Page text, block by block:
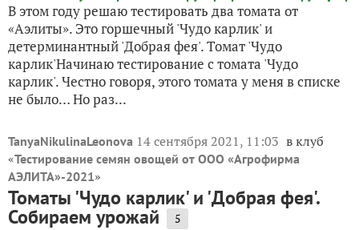
В этом году решаю тестировать два томата от
«Аэлиты». Это горшечный 'Чудо карлик' и
детерминантный 'Добрая фея'. Томат 'Чудо
карлик'Начинаю тестирование с томата 'Чудо
карлик'. Честно говоря, этого томата у меня в списке
не было… Но раз...
TanyaNikulinaLeonova 14 сентября 2021, 11:03 в клуб
«Тестирование семян овощей от ООО «Агрофирма
АЭЛИТА»-2021»
Томаты 'Чудо карлик' и 'Добрая фея'.
Собираем урожай 5